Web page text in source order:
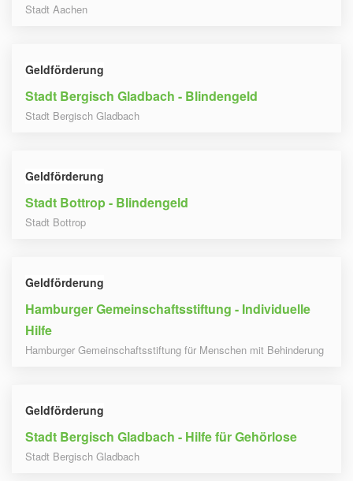
Stadt Aachen
Geldförderung
Stadt Bergisch Gladbach - Blindengeld
Stadt Bergisch Gladbach
Geldförderung
Stadt Bottrop - Blindengeld
Stadt Bottrop
Geldförderung
Hamburger Gemeinschaftsstiftung - Individuelle
Hilfe
Hamburger Gemeinschaftsstiftung für Menschen mit Behinderung
Geldförderung
Stadt Bergisch Gladbach - Hilfe für Gehörlose
Stadt Bergisch Gladbach